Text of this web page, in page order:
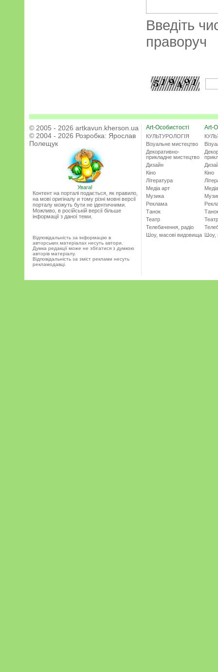
Введіть
праворуч
© 2005 - 2026 artkavun.kherson.ua
© 2004 - 2026 Розробка: Ярослав
Полещук
Увага!
Контент на порталі подається, як правило,
на мові оригіналу и тому різні мовні версії
порталу можуть бути не ідентичними.
Можливо, в російській версії більше
інформації з даної теми.
Відповідальність за інформацію в
авторських матеріалах несуть автори.
Думка редакції може не збігатися з думкою
авторів матеріалу.
Відповідальність за зміст реклами несуть
рекламодавці.
Art-Особистості
КУЛЬТУРОЛОГІЯ
Візуальне мистецтво
Декоративно-
прикладне мистецтво
Дизайн
Кіно
Література
Медіа арт
Музика
Реклама
Танок
Театр
Телебачення, радіо
Шоу, масові видовища
Art-
Кіно
Театр
Шоу,